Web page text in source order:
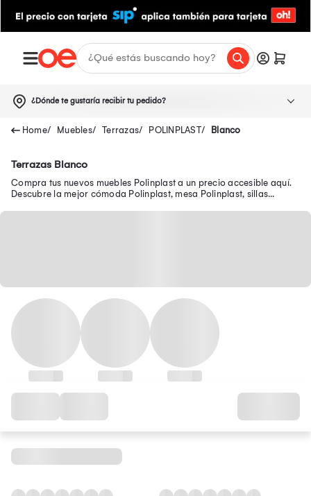
¿Dónde te gustaría recibir tu pedido?
Muebles Terrazas POLINPLAST Blanco
Terrazas Blanco
Compra tus nuevos muebles Polinplast a un precio accesible aquí.
Descubre la mejor cómoda Polinplast, mesa Polinplast, sillas